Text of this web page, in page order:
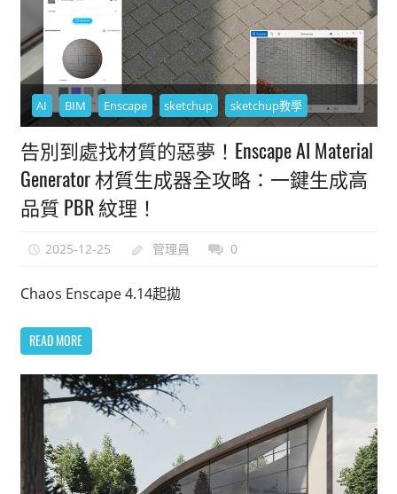
AI BIM Enscape sketchup sketchup教學
告別到處找材質的惡夢！Enscape AI Material
Generator 材質生成器全攻略：一鍵生成高
品質 PBR 紋理！
2025-12-25 管理員 0
Chaos Enscape 4.14起拋
READ MORE